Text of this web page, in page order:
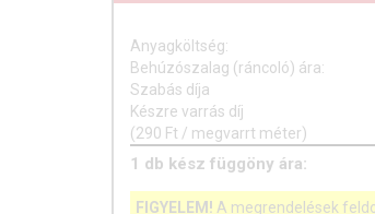
Anyagköltség:
Behúzószalag (ráncoló) ára:
Szabás díja
Készre varrás díj
(290 Ft / megvarrt méter)
1 db kész függöny ára:
FIGYELEM! A megrendelések